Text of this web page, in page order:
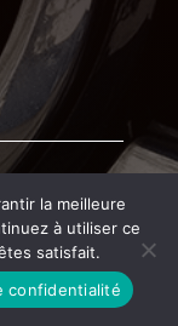
la meilleure
à utiliser ce
satisfait.
confidentialité